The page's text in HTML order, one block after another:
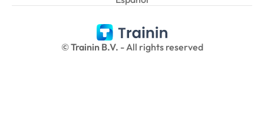
© Trainin B.V. - All rights reserved